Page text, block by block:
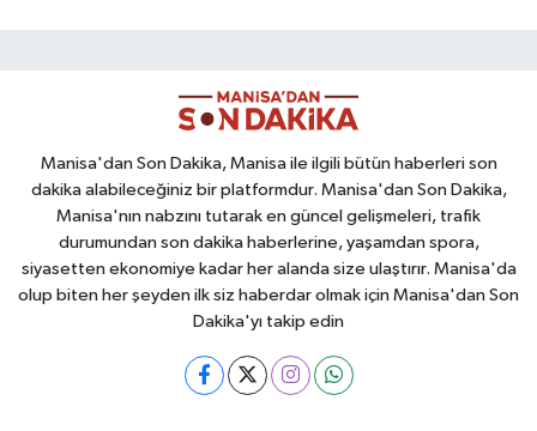
Manisa'dan Son Dakika, Manisa ile ilgili bütün haberleri son
dakika alabileceğiniz bir platformdur. Manisa'dan Son Dakika,
Manisa'nın nabzını tutarak en güncel gelişmeleri, trafik
durumundan son dakika haberlerine, yaşamdan spora,
siyasetten ekonomiye kadar her alanda size ulaştırır. Manisa'da
olup biten her şeyden ilk siz haberdar olmak için Manisa'dan Son
Dakika'yı takip edin